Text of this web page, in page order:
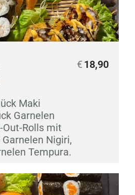
Maki
Garnelen
Rolls mit
Garnelen Nigiri,
Tempura.
18,90
€